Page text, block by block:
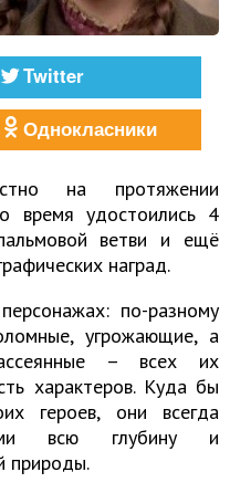
Twitter
Однокласники
на протяжении
время удостоились 4
ветви и ещё
наград.
по-разному
угрожающие, а
– всех их
характеров. Куда бы
героев, они всегда
всю глубину и
природы.